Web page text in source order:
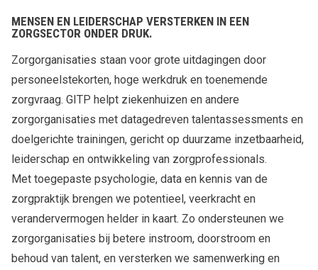
MENSEN EN LEIDERSCHAP VERSTERKEN IN EEN
ZORGSECTOR ONDER DRUK.
Zorgorganisaties staan voor grote uitdagingen door
personeelstekorten, hoge werkdruk en toenemende
zorgvraag. GITP helpt ziekenhuizen en andere
zorgorganisaties met datagedreven talentassessments en
doelgerichte trainingen, gericht op duurzame inzetbaarheid,
leiderschap en ontwikkeling van zorgprofessionals.
Met toegepaste psychologie, data en kennis van de
zorgpraktijk brengen we potentieel, veerkracht en
verandervermogen helder in kaart. Zo ondersteunen we
zorgorganisaties bij betere instroom, doorstroom en
behoud van talent, en versterken we samenwerking en